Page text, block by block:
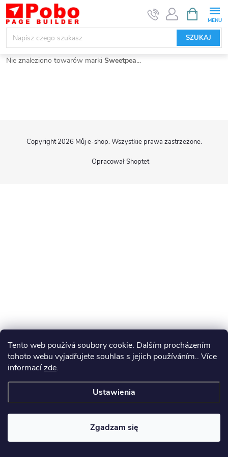
Tento web používá soubory cookie. Dalším procházením
tohoto webu vyjadřujete souhlas s jejich používáním.. Více
informacízde.
Ustawienia
Zgadzam się
Przejść
do
treści
SZUKAJ
KOSZYK
Nie znaleziono towarów marki Sweetpea...
Opracował Shoptet
Copyright 2026 Můj e-shop. Wszystkie prawa zastrzeżone.